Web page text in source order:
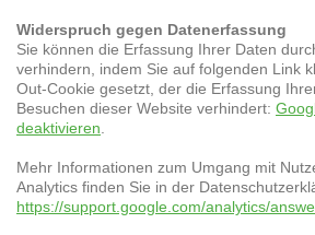
Widerspruch gegen Datenerfassung
Sie können die Erfassung Ihrer Daten
verhindern, indem Sie auf folgenden Link
Out-Cookie gesetzt, der die Erfassung
Besuchen dieser Website verhindert:
deaktivieren
Mehr Informationen zum Umgang mit
Analytics finden Sie in der
https://support.google.com/analytics/